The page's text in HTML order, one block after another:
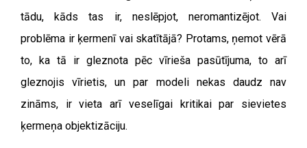
tādu, kāds tas ir, neslēpjot, neromantizējot. Vai
problēma ir ķermenī vai skatītājā? Protams, ņemot vērā
to, ka tā ir gleznota pēc vīrieša pasūtījuma, to arī
gleznojis vīrietis, un par modeli nekas daudz nav
zināms, ir vieta arī veselīgai kritikai par sievietes
ķermeņa objektizāciju.